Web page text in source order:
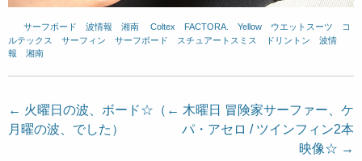
サーフボード 波情報 湘南 Coltex FACTORA. Yellow ウエットスーツ
コ
ルテックス
サーフィン サーフボード スチュアートスミス ドリントン
波情
報 湘南
投
稿
← 火曜日の波、ボード☆（←
月曜の波、でした）
木曜日 冒険家サーファー、ケ
パ・アセロ / ツインフィン2本
映像☆ →